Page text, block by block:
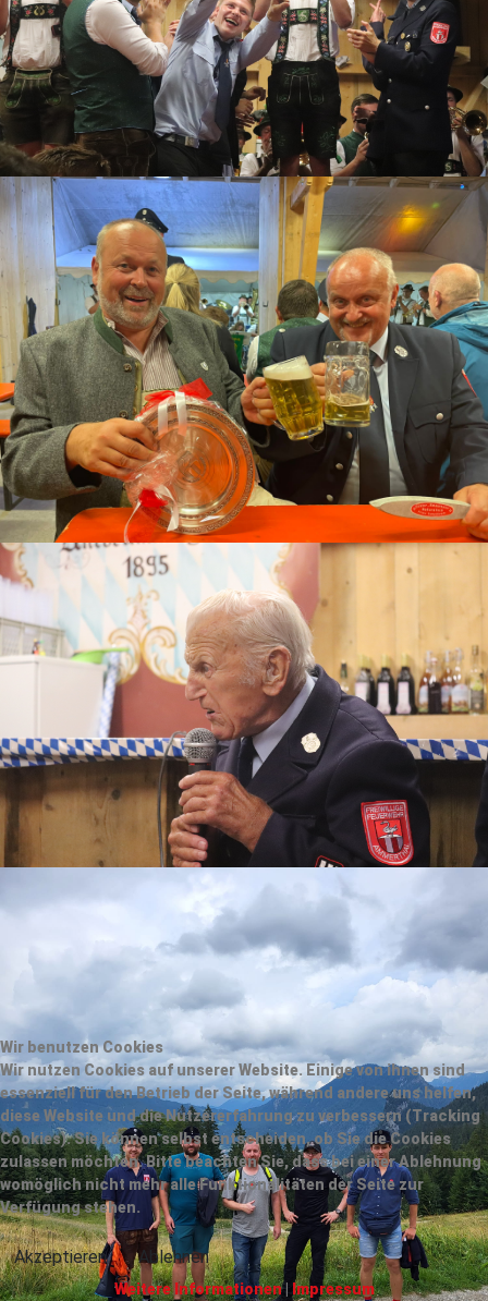
Wir benutzen Cookies
Wir nutzen Cookies auf unserer Website. Einige von ihnen sind
essenziell für den Betrieb der Seite, während andere uns helfen,
diese Website und die Nutzererfahrung zu verbessern (Tracking
Cookies). Sie können selbst entscheiden, ob Sie die Cookies
zulassen möchten. Bitte beachten Sie, dass bei einer Ablehnung
womöglich nicht mehr alle Funktionalitäten der Seite zur
Verfügung stehen.
Akzeptieren Ablehnen
Weitere Informationen| Impressum